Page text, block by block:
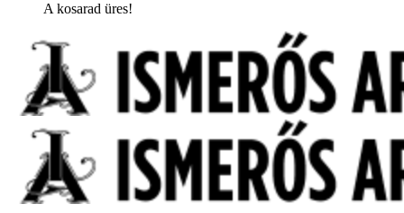
A kosarad üres!